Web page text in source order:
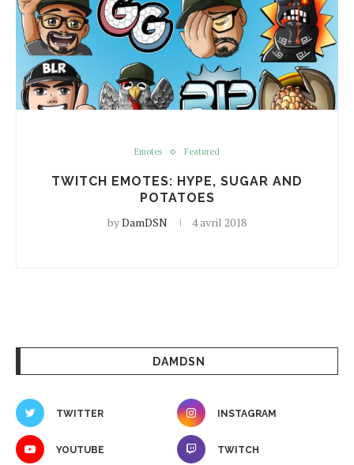
Emotes Featured
TWITCH EMOTES: HYPE, SUGAR AND
POTATOES
byDamDSN 4 avril 2018
DAMDSN
TWITTER INSTAGRAM
YOUTUBE TWITCH